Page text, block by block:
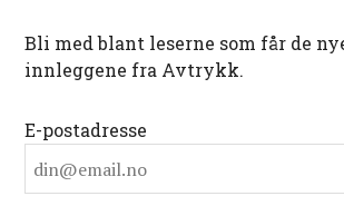
Bli med blant leserne som får de
innleggene fra Avtrykk.
E-postadresse